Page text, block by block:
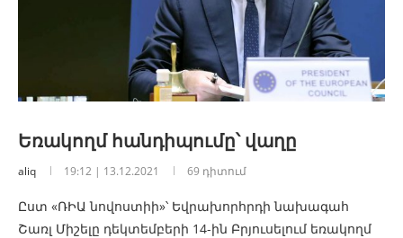
Եռակողմ հանդիպումը՝ վաղը
aliq 19:12 | 13.12.2021 69 դիտում
Ըստ «ՌԻԱ նովոստիի»՝ Եվրախորհրդի նախագահ
Շառլ Միշելը դեկտեմբերի 14-ին Բրյուսելում եռակողմ